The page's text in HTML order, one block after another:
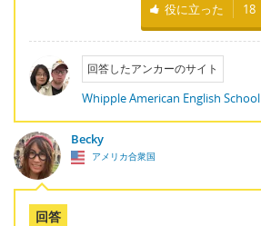
役に立った 18
回答したアンカーのサイト
Whipple American English School
Becky
アメリカ合衆国
回答